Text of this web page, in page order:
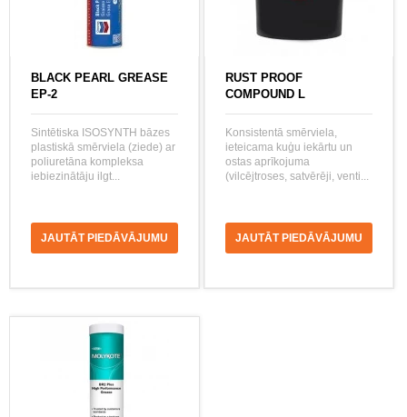
BLACK PEARL GREASE
EP-2
Sintētiska ISOSYNTH bāzes
plastiskā smērviela (ziede) ar
poliuretāna kompleksa
iebiezinātāju ilgt...
JAUTĀT PIEDĀVĀJUMU
RUST PROOF
COMPOUND L
Konsistentā smērviela,
ieteicama kuģu iekārtu un
ostas aprīkojuma
(vilcējtroses, satvērēji, venti...
JAUTĀT PIEDĀVĀJUMU